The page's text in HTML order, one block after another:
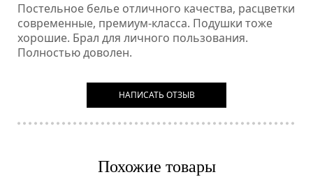
Постельное белье отличного качества, расцветки
современные, премиум-класса. Подушки тоже
хорошие. Брал для личного пользования.
Полностью доволен.
НАПИСАТЬ ОТЗЫВ
Похожие товары